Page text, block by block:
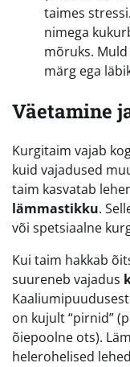
taimes
nimega
mõruks.
märg ega
Väetamine
Kurgitaim vajab
kuid vajadused
taim kasvatab
lämmastikku.
või spetsiaalne
Kui taim hakkab
suureneb vajadus
on kujult “pirnid”
õiepoolne ots).
helerohelised